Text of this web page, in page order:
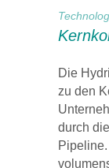
Die
zu den
durch